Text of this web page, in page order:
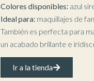
Colores disponibles: azul
Ideal para: maquillajes de
También es perfecta para
un acabado brillante e
Ir a la tienda